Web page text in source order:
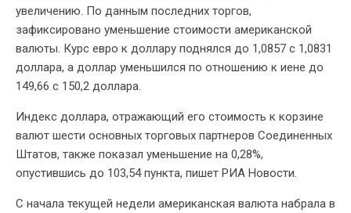
увеличению. По данным последних торгов,
зафиксировано уменьшение стоимости американской
валюты. Курс евро к доллару поднялся до 1,0857 с 1,0831
доллара, а доллар уменьшился по отношению к иене до
149,66 с 150,2 доллара.
Индекс доллара, отражающий его стоимость к корзине
валют шести основных торговых партнеров Соединенных
Штатов, также показал уменьшение на 0,28%,
опустившись до 103,54 пункта, пишет РИА Новости.
С начала текущей недели американская валюта набрала в